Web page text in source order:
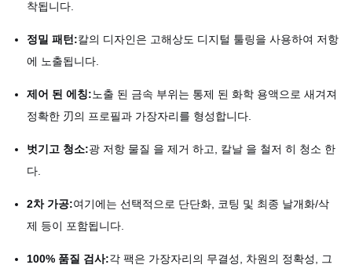
착됩니다.
정밀 패턴:칼의 디자인은 고해상도 디지털 툴링을 사용하여 저항
에 노출됩니다.
제어 된 에칭:노출 된 금속 부위는 통제 된 화학 용액으로 새겨져
정확한 刃의 프로필과 가장자리를 형성합니다.
벗기고 청소:광 저항 물질 을 제거 하고, 칼날 을 철저 히 청소 한
다.
2차 가공:여기에는 선택적으로 단단화, 코팅 및 최종 날개화/삭
제 등이 포함됩니다.
100% 품질 검사:각 팩은 가장자리의 무결성, 차원의 정확성, 그